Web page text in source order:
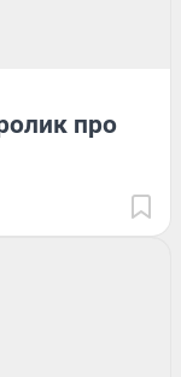
про